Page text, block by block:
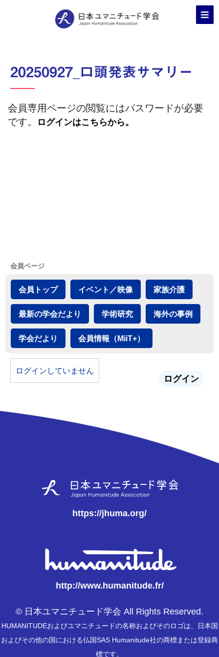
20250927_口頭発表サマリー
会員専用ページの閲覧にはパスワードが必要
です。
ログインはこちらから。
会員ページ
会員トップ イベント／映像 家族介護
最新の学会だより 学術研究 海外の事例
学会だより 会員情報（MiiT+）
ログインしていません
ログイン
https://jhuma.org/
http://www.humanitude.fr/
© 日本ユマニチュード学会 All Rights Reserved.
HUMANITUDEおよびユマニチュードの名称およびそのロゴは、日本国
およびその他の国における仏国SAS Humanitude社の商標または登録商
標です。